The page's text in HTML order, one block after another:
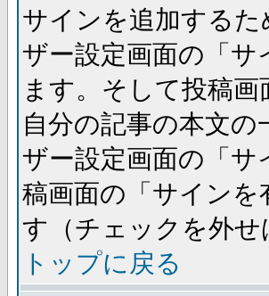
サインを追加する
ザー設定画面の「
ます。そして投稿
自分の記事の本文
ザー設定画面の「
稿画面の「サイン
す（チェックを外
トップに戻る